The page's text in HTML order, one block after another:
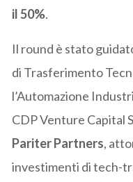
il 50%.
Il round è stato
di Trasferimento
l’Automazione
CDP Venture Capital
Pariter Partners,
investimenti di tech-